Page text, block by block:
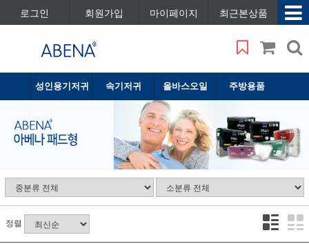
로그인 회원가입 마이페이지 최근본상품
성인용기저귀 속기저귀 올바스오일 주방용품
정렬